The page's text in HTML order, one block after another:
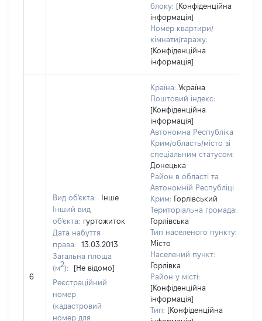
блоку: [Конфіденційна
інформація]
Номер квартири/
кімнати/гаражу:
[Конфіденційна
інформація]
6
Вид об'єкта:
Інше
Інший вид
об'єкта: гуртожиток
Дата набуття
права:
13.03.2013
Загальна площа
(м2):
[Не відомо]
Реєстраційний
номер
(кадастровий
номер для
Країна: Україна
Поштовий індекс:
[Конфіденційна
інформація]
Автономна Республіка
Крим/область/місто зі
спеціальним статусом:
Донецька
Район в області та
Автономній Республіці
Крим: Горлівський
Територіальна громада:
Горлівська
Тип населеного пункту:
Місто
Населений пункт:
Горлівка
Район у місті:
[Конфіденційна
інформація]
Тип: [Конфіденційна